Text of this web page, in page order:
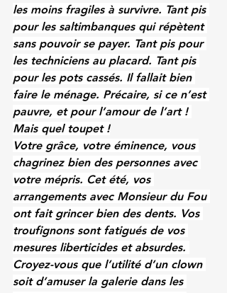
les moins fragiles à survivre. Tant pis
pour les saltimbanques qui répètent
sans pouvoir se payer. Tant pis pour
les techniciens au placard. Tant pis
pour les pots cassés. Il fallait bien
faire le ménage. Précaire, si ce n’est
pauvre, et pour l’amour de l’art !
Mais quel toupet !
Votre grâce, votre éminence, vous
chagrinez bien des personnes avec
votre mépris. Cet été, vos
arrangements avec Monsieur du Fou
ont fait grincer bien des dents. Vos
troufignons sont fatigués de vos
mesures liberticides et absurdes.
Croyez-vous que l’utilité d’un clown
soit d’amuser la galerie dans les